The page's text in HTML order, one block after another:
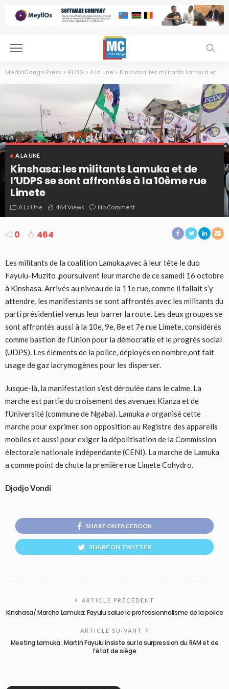
MediaCongo Press > BLOG > A la une > Kinshasa: les militants Lamuka et de l’UDPS se sont affrontés à la 10ème rue Limete
A LA UNE
Kinshasa: les militants Lamuka et de
l’UDPS se sont affrontés à la 10ème rue
Limete
A La Une 464 Views No Comment
0 464
Les militants de la coalition Lamuka,avec à leur tête le duo
Fayulu-Muzito ,poursuivent leur marche de ce samedi 16 octobre
à Kinshasa. Arrivés au niveau de la 11e rue, comme il fallait s’y
attendre, les manifestants se sont affrontés avec les militants du
parti présidentiel venus leur barrer la route. Les deux groupes se
sont affrontés aussi à la 10e, 9e, 8e et 7e rue Limete, considérés
comme bastion de l’Union pour la démocratie et le progrès social
(UDPS). Les éléments de la police, déployés en nombre,ont fait
usage de gaz lacrymogènes pour les disperser.
Jusque-là, la manifestation s’est déroulée dans le calme. La
marche est partie du croisement des avenues Kianza et de
l’Université (commune de Ngaba). Lamuka a organisé cette
marche pour exprimer son opposition au Registre des appareils
mobiles et aussi pour exiger la dépolitisation de la Commission
électorale nationale indépendante (CENI). La marche de Lamuka
a comme point de chute la première rue Limete Cohydro.
Djodjo Vondi
SHARE ON FACEBOOK
SHARE ON TWITTER
ARTICLE PRÉCÉDENT
Kinshasa/ Marche Lamuka: Fayulu salue le professionnalisme de la police
ARTICLE SUIVANT
Meeting Lamuka : Martin Fayulu insiste sur la surpression du RAM et de
l’état de siège